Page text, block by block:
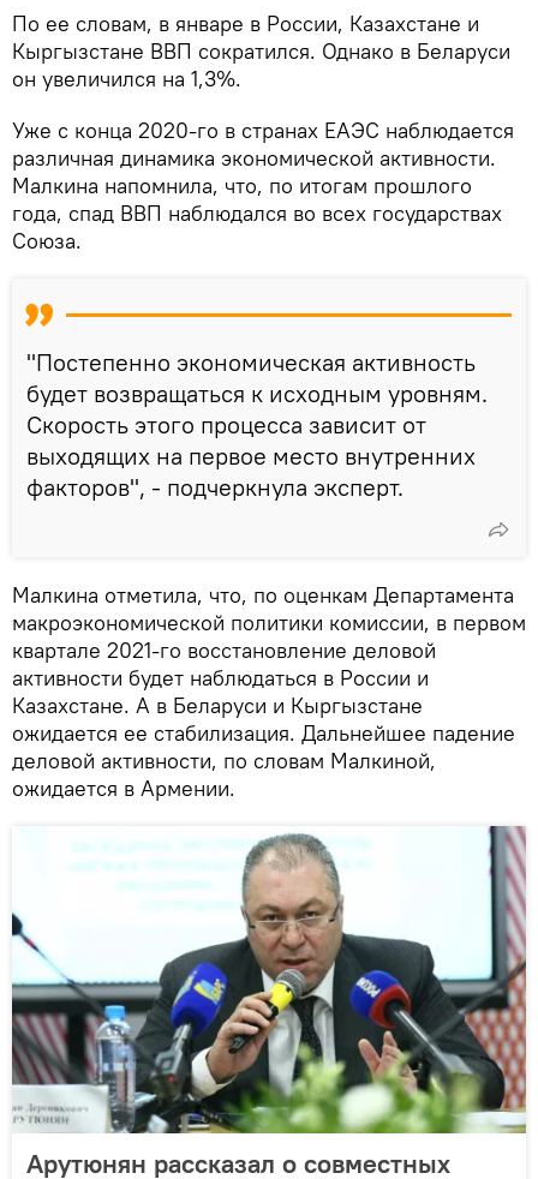
По ее словам, в январе в России, Казахстане и
Кыргызстане ВВП сократился. Однако в Беларуси
он увеличился на 1,3%.
Уже с конца 2020-го в странах ЕАЭС наблюдается
различная динамика экономической активности.
Малкина напомнила, что, по итогам прошлого
года, спад ВВП наблюдался во всех государствах
Союза.
"Постепенно экономическая активность
будет возвращаться к исходным уровням.
Скорость этого процесса зависит от
выходящих на первое место внутренних
факторов", - подчеркнула эксперт.
Малкина отметила, что, по оценкам Департамента
макроэкономической политики комиссии, в первом
квартале 2021-го восстановление деловой
активности будет наблюдаться в России и
Казахстане. А в Беларуси и Кыргызстане
ожидается ее стабилизация. Дальнейшее падение
деловой активности, по словам Малкиной,
ожидается в Армении.
Арутюнян рассказал о совместных